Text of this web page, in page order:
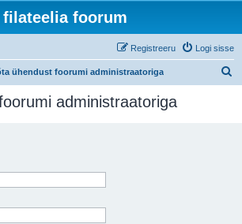
filateelia foorum
Logi sisse
Registreeru
ühendust foorumi administraatoriga
administraatoriga